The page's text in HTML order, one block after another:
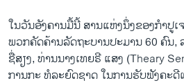
ລາຍງານ
ພາສາຕ່າງໆ
ໃນວັນ​ອັງ​ຄານ​ມື້ນີ້ ສານແຫ່ງ​ນຶ່ງ​ຂອງກຳປູ
ພວກ​ຄັດຄ້ານ​ລັດ​ຖະ​ບານປະ​ມານ 60 ຄົນ,
ຊື່ສຽງ, ທ່ານນາງ​ເທຍ​ຣີ ແສງ (Theary
ການກະ ທໍ​ລະ​ຍົດຊາດ ໃນ​ການ​ຮັບ​ຟັງຄະ​